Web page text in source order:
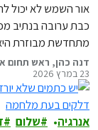
אור השמש לא יכול
כבת ערובה בנתיב
מתחדשת מבוזרת
צינורות שינוע או
ואסדות הגז שלנו,
דנה כהן, ראש תחום
23 במרץ 2026
אנרגיה שלום